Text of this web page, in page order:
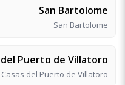
San Bartolome
San Bartolome
del Puerto de Villatoro
Casas del Puerto de Villatoro